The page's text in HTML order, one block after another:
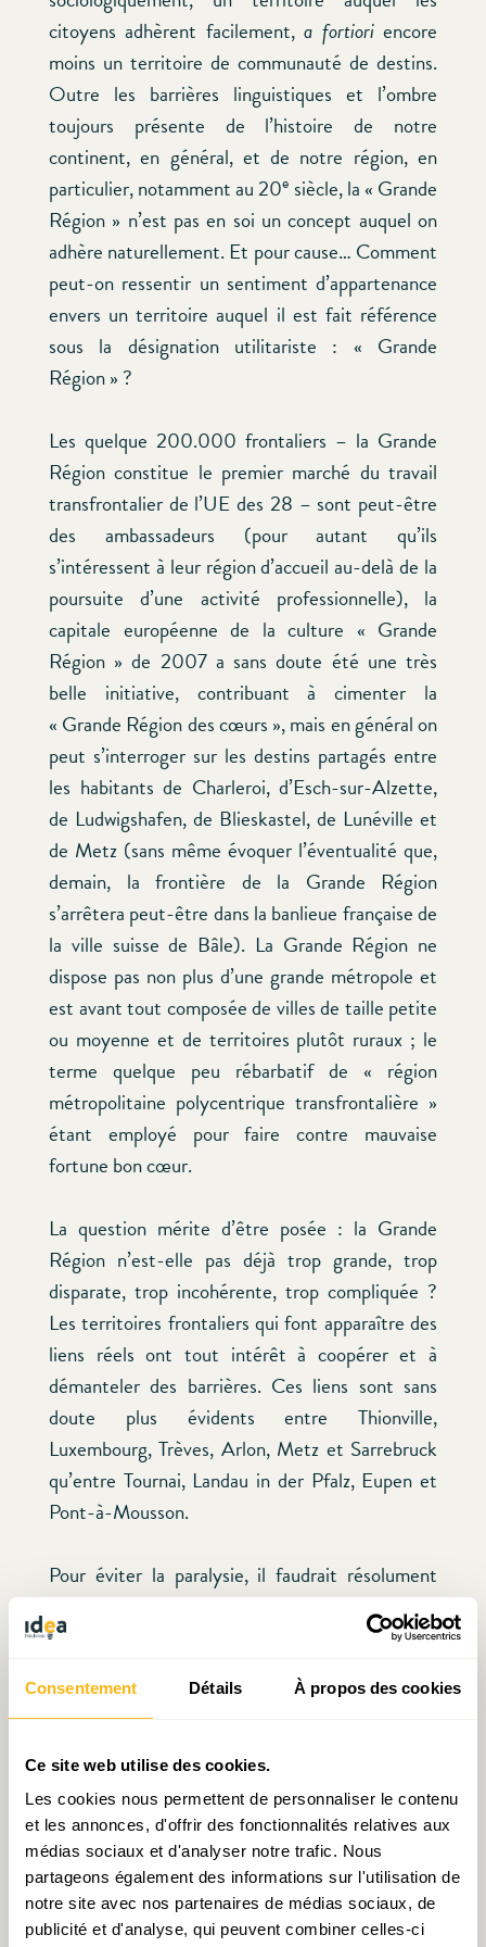
Consentement Détails À propos des cookies
Ce site web utilise des cookies.
Les cookies nous permettent de personnaliser le contenu
et les annonces, d'offrir des fonctionnalités relatives aux
médias sociaux et d'analyser notre trafic. Nous
partageons également des informations sur l'utilisation de
notre site avec nos partenaires de médias sociaux, de
publicité et d'analyse, qui peuvent combiner celles-ci
citoyens adhèrent facilement,a fortioriencore
moins un territoire de communauté de destins.
Outre les barrières linguistiques et l’ombre
toujours présente de l’histoire de notre
continent, en général, et de notre région, en
particulier, notamment au 20e siècle, la « Grande
Région » n’est pas en soi un concept auquel on
adhère naturellement. Et pour cause… Comment
peut-on ressentir un sentiment d’appartenance
envers un territoire auquel il est fait référence
sous la désignation utilitariste : « Grande
Région » ?
Les quelque 200.000 frontaliers – la Grande
Région constitue le premier marché du travail
transfrontalier de l’UE des 28 – sont peut-être
des ambassadeurs (pour autant qu’ils
s’intéressent à leur région d’accueil au-delà de la
poursuite d’une activité professionnelle), la
capitale européenne de la culture « Grande
Région » de 2007 a sans doute été une très
belle initiative, contribuant à cimenter la
« Grande Région des cœurs », mais en général on
peut s’interroger sur les destins partagés entre
les habitants de Charleroi, d’Esch-sur-Alzette,
de Ludwigshafen, de Blieskastel, de Lunéville et
de Metz (sans même évoquer l’éventualité que,
demain, la frontière de la Grande Région
s’arrêtera peut-être dans la banlieue française de
la ville suisse de Bâle). La Grande Région ne
dispose pas non plus d’une grande métropole et
est avant tout composée de villes de taille petite
ou moyenne et de territoires plutôt ruraux ; le
terme quelque peu rébarbatif de « région
métropolitaine polycentrique transfrontalière »
étant employé pour faire contre mauvaise
fortune bon cœur.
La question mérite d’être posée : la Grande
Région n’est-elle pas déjà trop grande, trop
disparate, trop incohérente, trop compliquée ?
Les territoires frontaliers qui font apparaître des
liens réels ont tout intérêt à coopérer et à
démanteler des barrières. Ces liens sont sans
doute plus évidents entre Thionville,
Luxembourg, Trèves, Arlon, Metz et Sarrebruck
qu’entre Tournai, Landau in der Pfalz, Eupen et
Pont-à-Mousson.
Pour éviter la paralysie, il faudrait résolument
mettre en œuvre, dans la Grande Région, le
principe de la subsidiarité, c’est-à-dire prendre
mettre de l’ordre dans le méli-mélo grand-
quelques grandes priorités socio-économiques,
sociologiques et culturelles (p.ex. la mobilité, la
reconnaissance des diplômes, la protection des
droits de sécurité sociale, l’apprentissage des
langues et de l’histoire commune) et se donner
les moyens de les atteindre.